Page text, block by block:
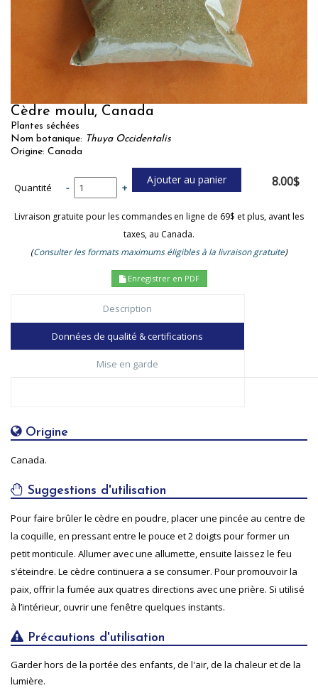
Cèdre moulu, Canada
Plantes séchées
Nom botanique: Thuya Occidentalis
Origine: Canada
Quantité - + 8.00$
Livraison gratuite pour les commandes en ligne de 69$ et plus, avant les
taxes, au Canada.
(Consulter les formats maximums éligibles à la livraison gratuite)
Enregistrer en PDF
Description
Données de qualité & certifications
Mise en garde
Origine
Canada.
Suggestions d'utilisation
Pour faire brûler le cèdre en poudre, placer une pincée au centre de
la coquille, en pressant entre le pouce et 2 doigts pour former un
petit monticule. Allumer avec une allumette, ensuite laissez le feu
s’éteindre. Le cèdre continuera a se consumer. Pour promouvoir la
paix, offrir la fumée aux quatres directions avec une prière. Si utilisé
à l’intérieur, ouvrir une fenêtre quelques instants.
Précautions d'utilisation
Garder hors de la portée des enfants, de l'air, de la chaleur et de la
lumière.